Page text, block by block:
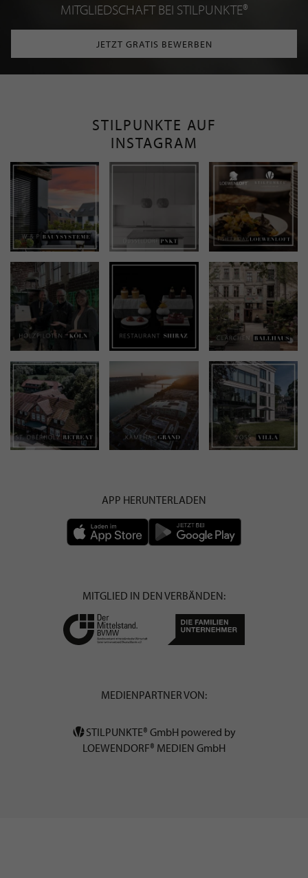
MITGLIEDSCHAFT BEI STILPUNKTE®
JETZT GRATIS BEWERBEN
STILPUNKTE AUF
INSTAGRAM
APP HERUNTERLADEN
MITGLIED IN DEN VERBÄNDEN:
MEDIENPARTNER VON:
STILPUNKTE® GmbH powered by
LOEWENDORF® MEDIEN GmbH